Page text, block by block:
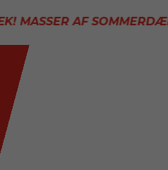
AF SOMMERDÆK PÅ